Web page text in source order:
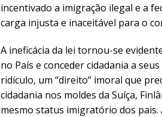
incentivado a imigração ilegal e a
carga injusta e inaceitável para o
A ineficácia da lei tornou-se
no País e conceder cidadania a
ridículo, um “direito” imoral que
cidadania nos moldes da Suíça,
mesmo status imigratório dos pais.